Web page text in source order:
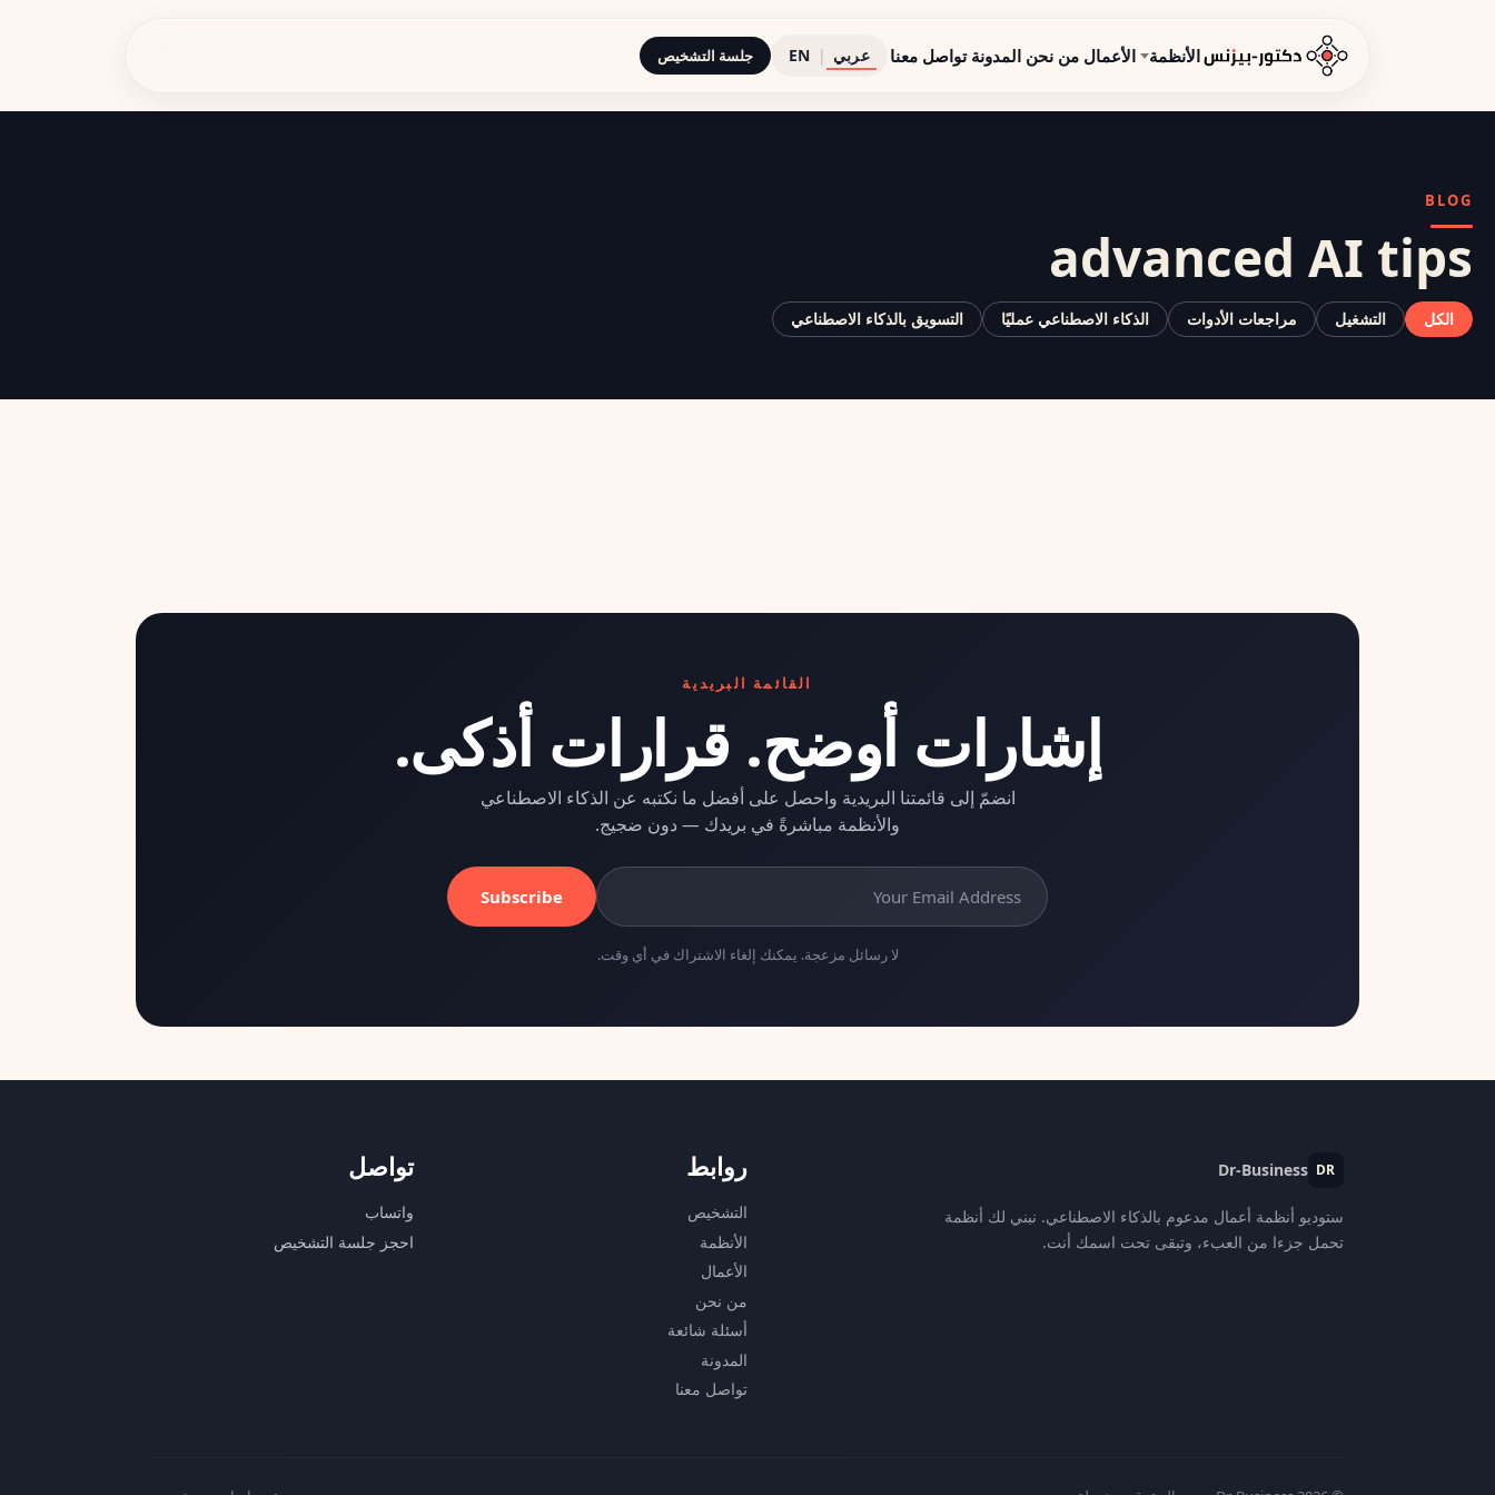
الأنظمة الأعمال من نحن المدونة تواصل معنا عربي |
EN جلسة التشخيص
BLOG
advanced AI tips
الكل التشغيل مراجعات الأدوات الذكاء الاصطناعي عمليًا التسويق بالذكاء الاصطناعي
القائمة البريدية
إشارات أوضح. قرارات أذكى.
انضمّ إلى قائمتنا البريدية واحصل على أفضل ما نكتبه عن الذكاء الاصطناعي
والأنظمة مباشرةً في بريدك — دون ضجيج.
Subscribe
لا رسائل مزعجة. يمكنك إلغاء الاشتراك في أي وقت.
DR
Dr-Business
ستوديو أنظمة أعمال مدعوم بالذكاء الاصطناعي. نبني لك أنظمة
تحمل جزءا من العبء، وتبقى تحت اسمك أنت.
روابط
التشخيص
الأنظمة
الأعمال
من نحن
أسئلة شائعة
المدونة
تواصل معنا
تواصل
واتساب
احجز جلسة التشخيص